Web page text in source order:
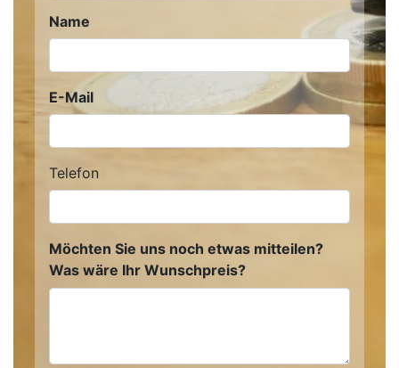
Name
E-Mail
Telefon
Möchten Sie uns noch etwas mitteilen?
Was wäre Ihr Wunschpreis?